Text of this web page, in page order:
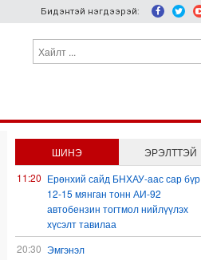
Бидэнтэй нэгдээрэй:
ШИНЭ
ЭРЭЛТТЭЙ
11:20 Ерөнхий сайд БНХАУ-аас сар бүр
12-15 мянган тонн АИ-92
автобензин тогтмол нийлүүлэх
хүсэлт тавилаа
20:30 Эмгэнэл